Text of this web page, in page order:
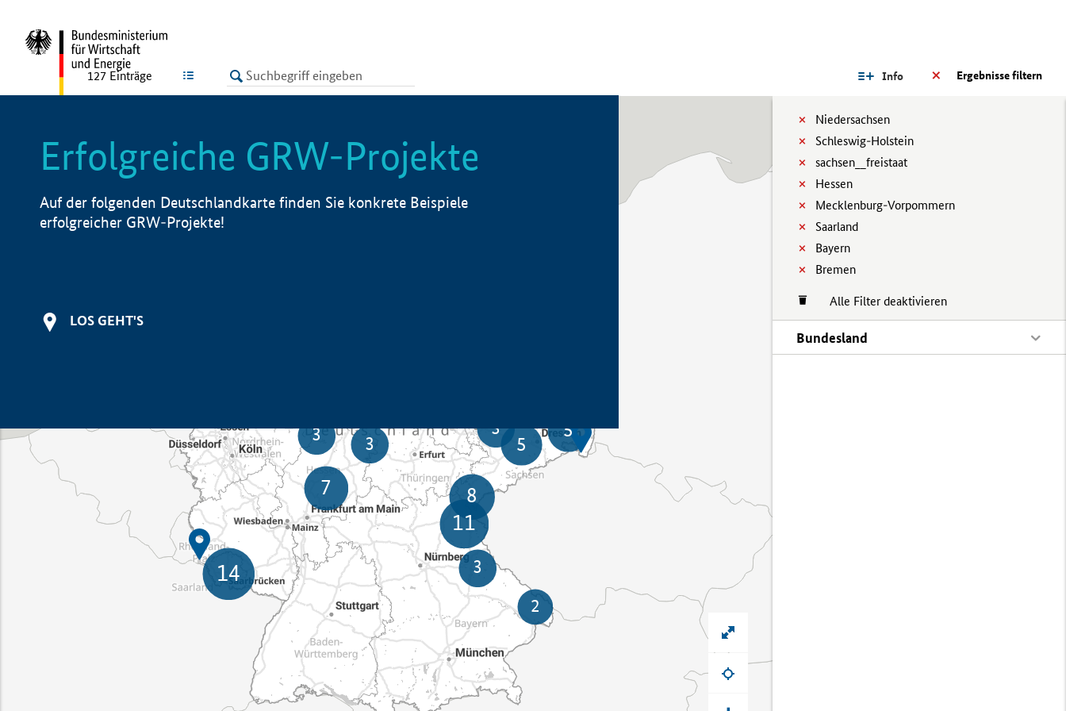
LISTE Ergebnisse filtern
Info
Niedersachsen
Schleswig-Holstein
sachsen__freistaat
Hessen
Mecklenburg-Vorpommern
Saarland
Bayern
Bremen
Alle Filter deaktivieren
Bundesland
127 Einträge
Erfolgreiche GRW-Projekte
Auf der folgenden Deutschlandkarte finden Sie konkrete Beispiele
erfolgreicher GRW-Projekte!
LOS GEHT'S